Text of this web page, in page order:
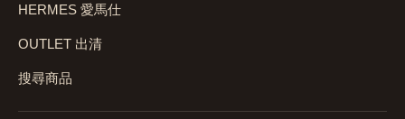
HERMES 愛馬仕
OUTLET 出清
搜尋商品